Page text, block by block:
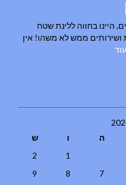
היינו בחווה ללינת שטח
ושירותים ממש לא משהו! אין
ה ו
ש
1
2
7
8
9